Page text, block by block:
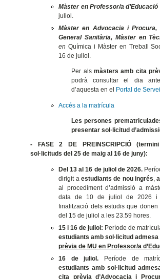
Màster en Professor/a
juliol.
Màster en Advocacia i Procura,
General Sanitària, Màster en
enQuímica i Màster en Treball
16 de juliol.
Per als màsters amb cita
podrà consultar el dia
d’aquesta en el
Portal de
Accés a la matrícula
Les persones
presentar sol·licitud
- FASE 2 DE PREINSCRIPCIÓ
sol·licituds del 25 de maig al 16 de juny):
Del13 al 16 de juliol de 2026.
dirigit a estudiants de nou ingrés,
al procediment d’admissió a
data de 10 de juliol de 2026 i
finalització dels estudis que
del 15 de juliol a les 23.59 hores.
15 i 16 de juliol: Període de
estudiants amb sol·licitud
prèvia de MU en Professor/a
16 de juliol. Període de
estudiants amb sol·licitud
cita prèvia d’Advocacia i